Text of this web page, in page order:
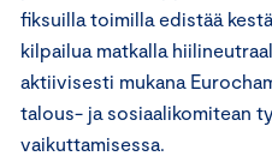
fiksuilla toimilla edistää
kilpailua matkalla
aktiivisesti mukana
talous- ja sosiaalikomitean
vaikuttamisessa.